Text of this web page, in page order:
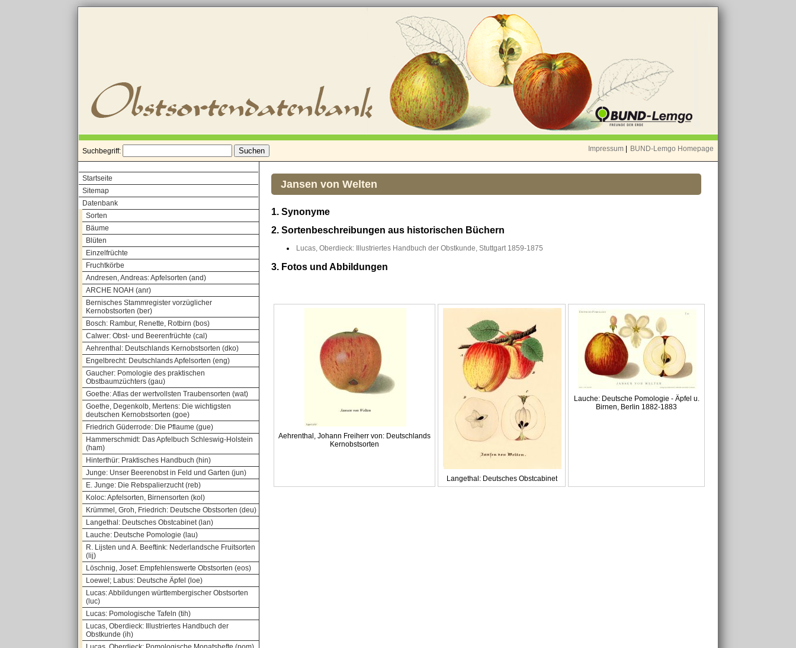
Suchbegriff: Impressum BUND-Lemgo Homepage
Startseite
Sitemap
Datenbank
Sorten
Bäume
Blüten
Einzelfrüchte
Fruchtkörbe
Andresen, Andreas: Apfelsorten (and)
ARCHE NOAH (anr)
Bernisches Stammregister vorzüglicher
Kernobstsorten (ber)
Bosch: Rambur, Renette, Rotbirn (bos)
Calwer: Obst- und Beerenfrüchte (cal)
Aehrenthal: Deutschlands Kernobstsorten (dko)
Engelbrecht: Deutschlands Apfelsorten (eng)
Gaucher: Pomologie des praktischen
Obstbaumzüchters (gau)
Goethe: Atlas der wertvollsten Traubensorten (wat)
Goethe, Degenkolb, Mertens: Die wichtigsten
deutschen Kernobstsorten (goe)
Friedrich Güderrode: Die Pflaume (gue)
Hammerschmidt: Das Apfelbuch Schleswig-Holstein
(ham)
Hinterthür: Praktisches Handbuch (hin)
Junge: Unser Beerenobst in Feld und Garten (jun)
E. Junge: Die Rebspalierzucht (reb)
Koloc: Apfelsorten, Birnensorten (kol)
Krümmel, Groh, Friedrich: Deutsche Obstsorten (deu)
Langethal: Deutsches Obstcabinet (lan)
Lauche: Deutsche Pomologie (lau)
R. Lijsten und A. Beeftink: Nederlandsche Fruitsorten
(lij)
Löschnig, Josef: Empfehlenswerte Obstsorten (eos)
Loewel; Labus: Deutsche Äpfel (loe)
Lucas: Abbildungen württembergischer Obstsorten
(luc)
Lucas: Pomologische Tafeln (tih)
Lucas, Oberdieck: Illustriertes Handbuch der
Obstkunde (ih)
Jansen von Welten
1. Synonyme
2. Sortenbeschreibungen aus historischen Büchern
Lucas, Oberdieck: Illustriertes Handbuch der Obstkunde, Stuttgart 1859-1875
3. Fotos und Abbildungen
Aehrenthal, Johann Freiherr von: Deutschlands
Kernobstsorten
Langethal: Deutsches Obstcabinet
Lauche: Deutsche Pomologie - Äpfel u.
Birnen, Berlin 1882-1883